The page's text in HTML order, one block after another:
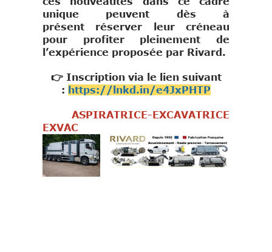
unique peuvent dès à
présent réserver leur créneau
pour profiter pleinement de
l’expérience proposée par Rivard.
👉 Inscription via le lien suivant
: https://lnkd.in/e4JxPHTP
ASPIRATRICE-EXCAVATRICE
EXVAC